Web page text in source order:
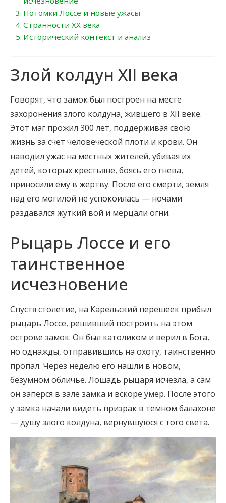
Потомки Лоссе и новые ужасы
Странности XX века
Исторический контекст и анализ
Злой колдун XII века
Говорят, что замок был построен на месте
захоронения злого колдуна, жившего в XII веке.
Этот маг прожил 300 лет, поддерживая свою
жизнь за счет человеческой плоти и крови. Он
наводил ужас на местных жителей, убивая их
детей, которых крестьяне, боясь его гнева,
приносили ему в жертву. После его смерти, земля
над его могилой не успокоилась — ночами
раздавался жуткий вой и мерцали огни.
Рыцарь Лоссе и его
таинственное
исчезновение
Спустя столетие, на Карельский перешеек прибыл
рыцарь Лоссе, решивший построить на этом
острове замок. Он был католиком и верил в Бога,
но однажды, отправившись на охоту, таинственно
пропал. Через неделю его нашли в новом,
безумном обличье. Лошадь рыцаря исчезла, а сам
он заперся в зале замка и вскоре умер. После этого
у замка начали видеть призрак в темном балахоне
— душу злого колдуна, вернувшуюся с того света.